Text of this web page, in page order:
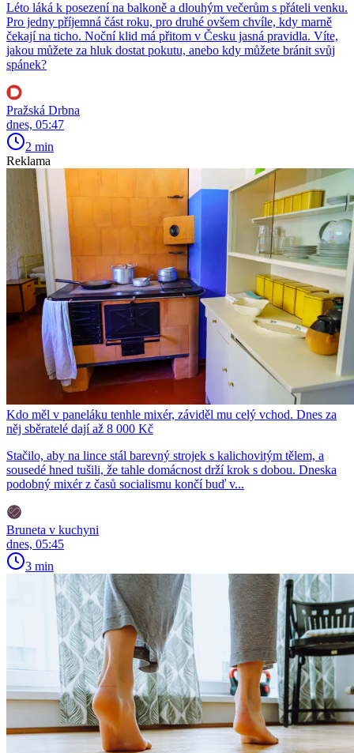
Léto láká k posezení na balkoně a dlouhým večerům s přáteli venku.
Pro jedny příjemná část roku, pro druhé ovšem chvíle, kdy marně
čekají na ticho. Noční klid má přitom v Česku jasná pravidla. Víte,
jakou můžete za hluk dostat pokutu, anebo kdy můžete bránit svůj
spánek?
Pražská Drbna
dnes, 05:47
2 min
Reklama
Kdo měl v paneláku tenhle mixér, záviděl mu celý vchod. Dnes za
něj sběratelé dají až 8 000 Kč
Stačilo, aby na lince stál barevný strojek s kalichovitým tělem, a
sousedé hned tušili, že tahle domácnost drží krok s dobou. Dneska
podobný mixér z časů socialismu končí buď v...
Bruneta v kuchyni
dnes, 05:45
3 min